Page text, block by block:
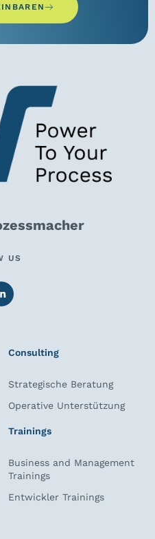
US
Consulting
Strategische Beratung
Operative Unterstützung
Trainings
Business and Management
Trainings
Entwickler Trainings